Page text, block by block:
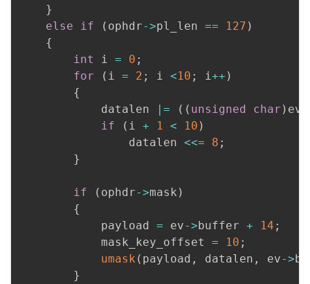
}
else
if ( ophdr->pl_len == 127 )
{
int
i = 0 ;
for
( i = 2 ; i <10 ; i++ )
{
			datalen
|= ( ( unsigned char ) ev
if
( i + 1 < 10 )
				datalen
<<= 8 ;
}
if ( ophdr->mask )
{
			payload
= ev->buffer + 14 ;
			mask_key_offset
= 10 ;
umask ( payload , datalen , ev->
}